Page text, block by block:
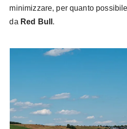
minimizzare, per quanto
da Red Bull .